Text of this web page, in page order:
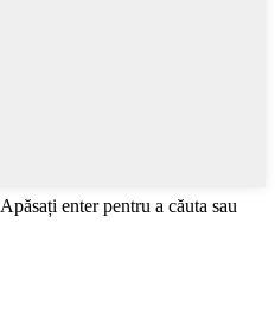
Apăsați enter pentru a căuta sau